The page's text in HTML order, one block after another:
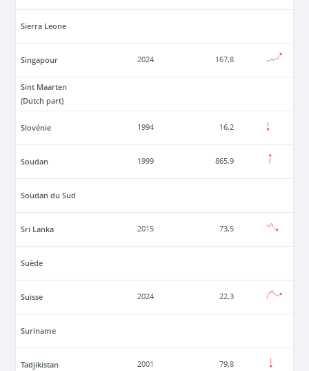
Sierra Leone
Singapour 2024 167,8
Sint Maarten
(Dutch part)
Slovénie 1994 16,2
Soudan 1999 865,9
Soudan du Sud
Sri Lanka 2015 73,5
Suède
Suisse 2024 22,3
Suriname
Tadjikistan 2001 79,8